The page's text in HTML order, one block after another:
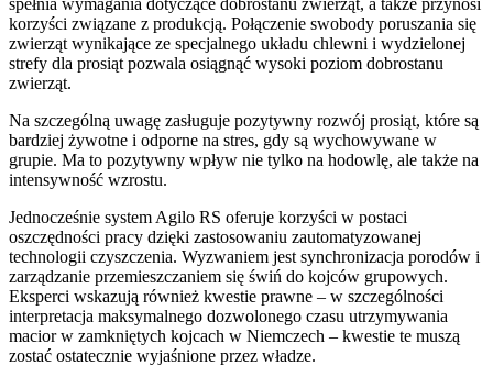
korzyści związane z produkcją. Połączenie swobody poruszania się
zwierząt wynikające ze specjalnego układu chlewni i wydzielonej
strefy dla prosiąt pozwala osiągnąć wysoki poziom dobrostanu
zwierząt.
Na szczególną uwagę zasługuje pozytywny rozwój prosiąt, które są
bardziej żywotne i odporne na stres, gdy są wychowywane w
grupie. Ma to pozytywny wpływ nie tylko na hodowlę, ale także na
intensywność wzrostu.
Jednocześnie system Agilo RS oferuje korzyści w postaci
oszczędności pracy dzięki zastosowaniu zautomatyzowanej
technologii czyszczenia. Wyzwaniem jest synchronizacja porodów i
zarządzanie przemieszczaniem się świń do kojców grupowych.
Eksperci wskazują również kwestie prawne – w szczególności
interpretacja maksymalnego dozwolonego czasu utrzymywania
macior w zamkniętych kojcach w Niemczech – kwestie te muszą
zostać ostatecznie wyjaśnione przez władze.